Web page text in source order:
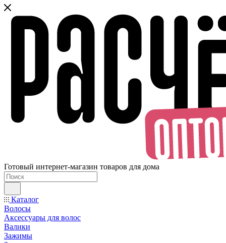
Готовый интернет-магазин товаров для дома
Каталог
Волосы
Аксессуары для волос
Валики
Зажимы